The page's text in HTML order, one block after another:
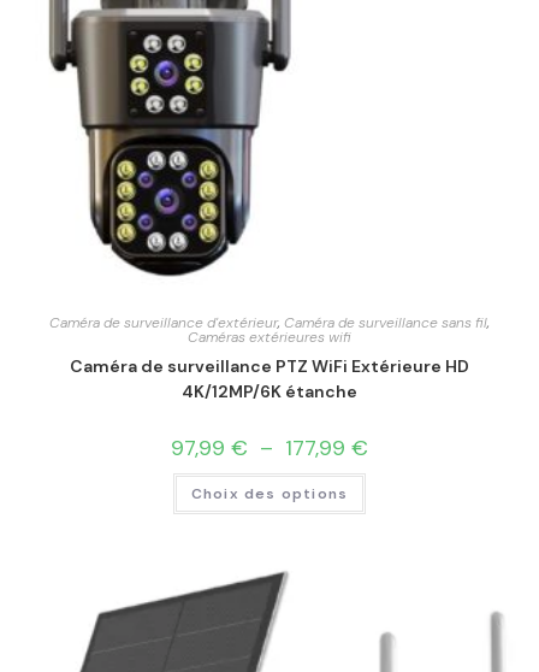
Caméra de surveillance d'extérieur, Caméra de surveillance sans fil,
Caméras extérieures wifi
Caméra de surveillance PTZ WiFi Extérieure HD
4K/12MP/6K étanche
97,99 € – 177,99 €
Choix des options